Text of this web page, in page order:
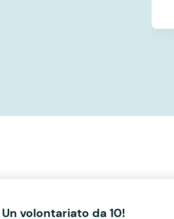
Un volontariato da 10!